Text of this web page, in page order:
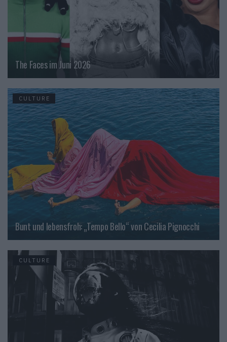
The Faces im Juni 2026
CULTURE
Bunt und lebensfroh: „Tempo Bello“ von Cecilia Pignocchi
CULTURE